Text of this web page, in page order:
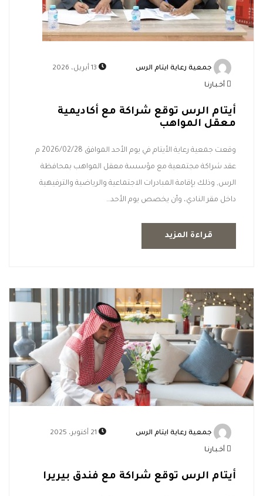
جمعية رعاية ايتام الرس
أخـبـارنـا
أيتام الرس توقع شراكة مع أكاديمية
معقل المواهب
وقعت جمعية رعاية الأيتام في يوم الأحد الموافق 2026/02/28 م
عقد شراكة مجتمعية مع مؤسسة معقل المواهب بمحافظة
الرس, وذلك بإقامة المبادرات الاجتماعية والرياضية والترفيهية
داخل مقر النادي، وأن يخصص يوم الأحد…
قراءة المزيد
جمعية رعاية ايتام الرس
أخـبـارنـا
أيتام الرس توقع شراكة مع فندق بيريرا